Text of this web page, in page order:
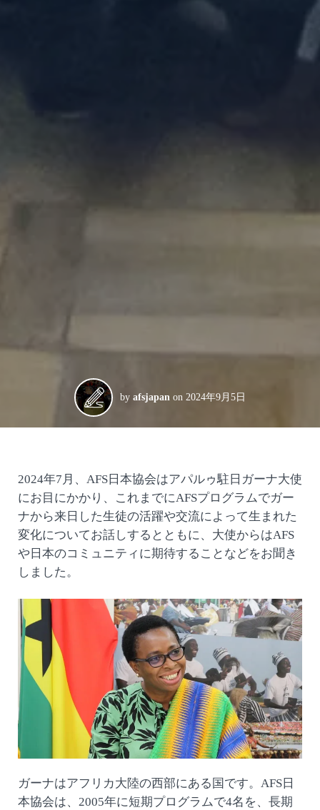
by afsjapan on 2024年9月5日
2024年7月、AFS日本協会はアパルゥ駐日ガーナ大使
にお目にかかり、これまでにAFSプログラムでガー
ナから来日した生徒の活躍や交流によって生まれた
変化についてお話しするとともに、大使からはAFS
や日本のコミュニティに期待することなどをお聞き
しました。
ガーナはアフリカ大陸の西部にある国です。AFS日
本協会は、2005年に短期プログラムで4名を、長期